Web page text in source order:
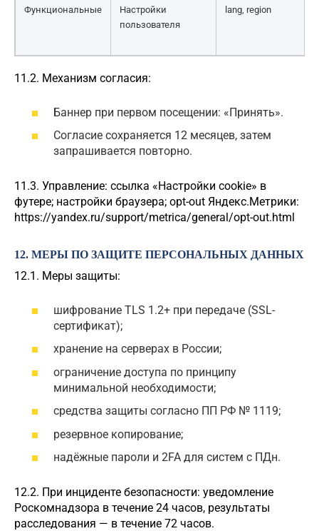
Функциональные
Настройки
пользователя
lang, region
11.2. Механизм согласия:
Баннер при первом посещении: «Принять».
Согласие сохраняется 12 месяцев, затем
запрашивается повторно.
11.3. Управление: ссылка «Настройки cookie» в
футере; настройки браузера; opt-out Яндекс.Метрики:
https://yandex.ru/support/metrica/general/opt-out.html
12. МЕРЫ ПО ЗАЩИТЕ ПЕРСОНАЛЬНЫХ ДАННЫХ
12.1. Меры защиты:
шифрование TLS 1.2+ при передаче (SSL-
сертификат);
хранение на серверах в России;
ограничение доступа по принципу
минимальной необходимости;
средства защиты согласно ПП РФ № 1119;
резервное копирование;
надёжные пароли и 2FA для систем с ПДн.
12.2. При инциденте безопасности: уведомление
Роскомнадзора в течение 24 часов, результаты
расследования — в течение 72 часов.